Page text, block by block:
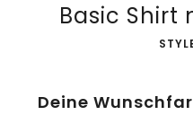
Basic Shirt
-
Deine